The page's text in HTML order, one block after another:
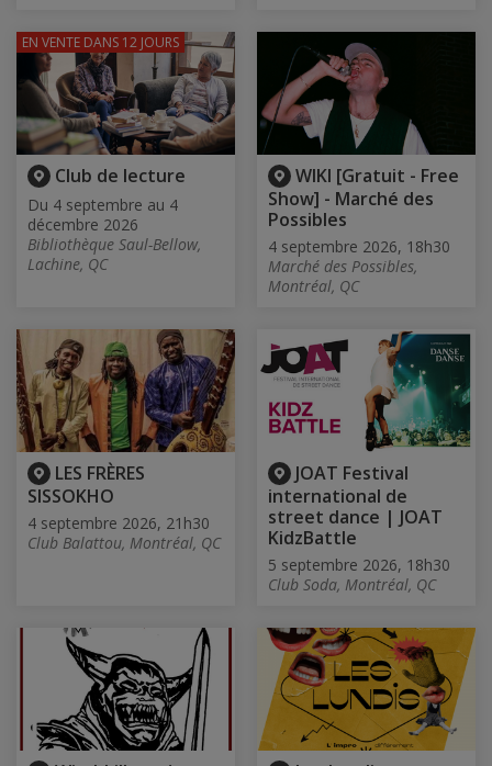
Club de lecture
Du 4 septembre au 4
décembre 2026
Bibliothèque Saul-Bellow,
Lachine, QC
EN VENTE DANS 12 JOURS
WIKI [Gratuit - Free
Show] - Marché des
Possibles
4 septembre 2026, 18h30
Marché des Possibles,
Montréal, QC
LES FRÈRES
SISSOKHO
4 septembre 2026, 21h30
Club Balattou, Montréal, QC
JOAT Festival
international de
street dance | JOAT
KidzBattle
5 septembre 2026, 18h30
Club Soda, Montréal, QC